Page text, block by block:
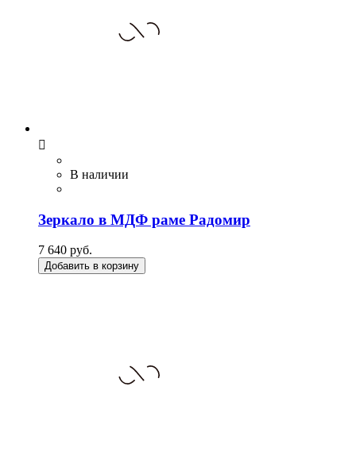

В наличии
Зеркало в МДФ раме Радомир
7 640 руб.
Добавить в корзину